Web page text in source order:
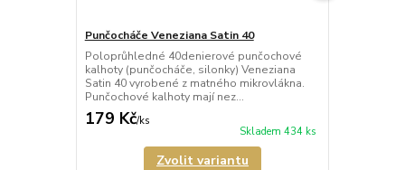
Punčocháče Veneziana Satin 40
Poloprůhledné 40denierové punčochové
kalhoty (punčocháče, silonky) Veneziana
Satin 40 vyrobené z matného mikrovlákna.
Punčochové kalhoty mají nez...
179 Kč/ks
Skladem 434 ks
Zvolit variantu